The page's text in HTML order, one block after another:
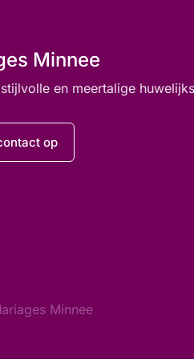
Minnee
en meertalige
op
Minnee